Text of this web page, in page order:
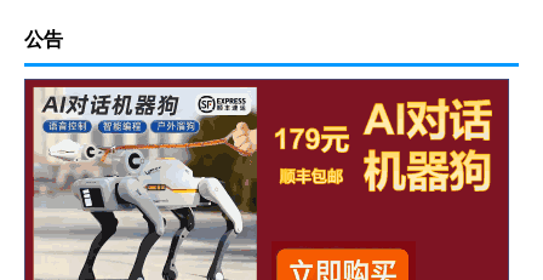
公告